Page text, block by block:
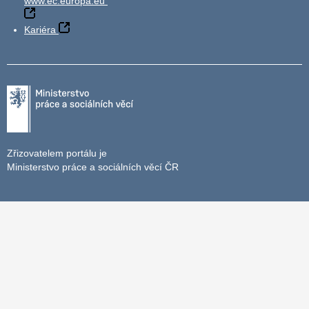
Kariéra
Zřizovatelem portálu je
Ministerstvo práce a sociálních věcí ČR